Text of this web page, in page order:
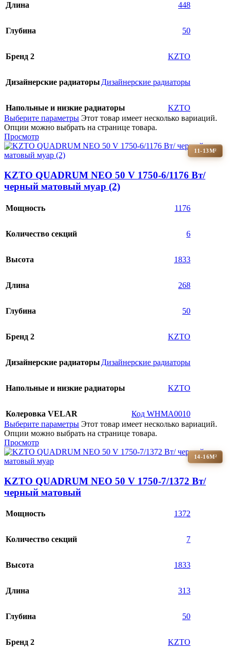
Длина 448
Глубина 50
Бренд 2 KZTO
Дизайнерские радиаторыДизайнерские радиаторы
Напольные и низкие радиаторы
KZTO
Выберите параметры Этот товар имеет несколько вариаций.
Опции можно выбрать на странице товара.
Просмотр
11-13М²
KZTO QUADRUM NEO 50 V 1750-6/1176 Вт/
черный матовый муар (2)
Мощность 1176
Количество секций 6
Высота 1833
Длина 268
Глубина 50
Бренд 2 KZTO
Дизайнерские радиаторы Дизайнерские радиаторы
Напольные и низкие радиаторы KZTO
Колеровка VELAR
Код WHMA0010
Выберите параметры Этот товар имеет несколько вариаций.
Опции можно выбрать на странице товара.
Просмотр
14-16М²
KZTO QUADRUM NEO 50 V 1750-7/1372 Вт/
черный матовый
Мощность 1372
Количество секций 7
Высота 1833
Длина 313
Глубина 50
Бренд 2 KZTO